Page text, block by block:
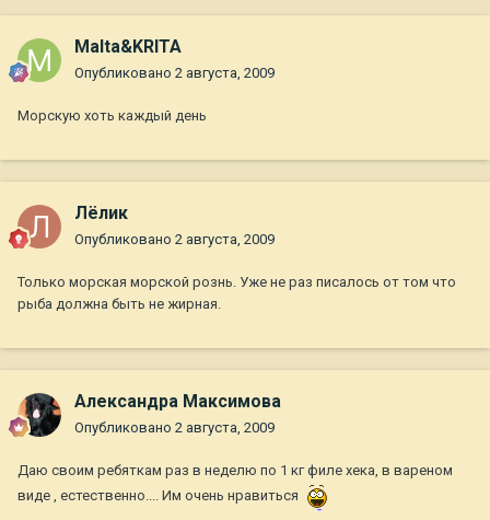
Malta&KRITA
Опубликовано 2 августа, 2009
Морскую хоть каждый день
Лёлик
Опубликовано 2 августа, 2009
Только морская морской рознь. Уже не раз писалось от том что
рыба должна быть не жирная.
Александра Максимова
Опубликовано 2 августа, 2009
Даю своим ребяткам раз в неделю по 1 кг филе хека, в вареном
виде , естественно.... Им очень нравиться